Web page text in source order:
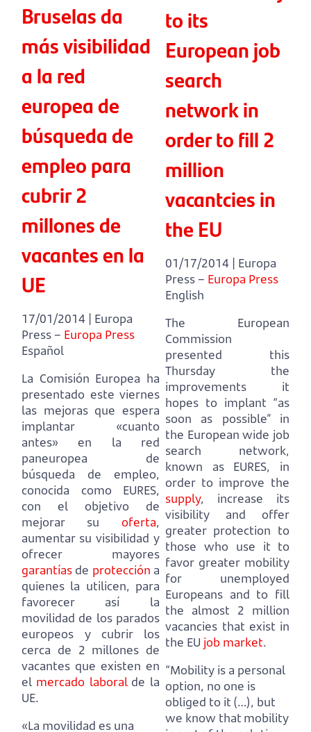
Bruselas da
más visibilidad
a la red
europea de
búsqueda de
empleo para
cubrir 2
millones de
vacantes en la
UE
17/01/2014 | Europa
Press – Europa Press
Español
La Comisión Europea ha
presentado este viernes
las mejoras que espera
implantar «cuanto
antes» en la red
paneuropea de
búsqueda de empleo,
conocida como EURES,
con el objetivo de
mejorar su oferta,
aumentar su visibilidad y
ofrecer mayores
garantías de protección a
quienes la utilicen, para
favorecer así la
movilidad de los parados
europeos y cubrir los
cerca de 2 millones de
vacantes que existen en
el mercado laboralde la
UE.
«La movilidad es una
to its
European job
search
network in
order to fill 2
million
vacantcies in
the EU
01/17/2014 | Europa
Press – Europa Press
English
The European
Commission
presented this
Thursday the
improvements it
hopes to implant “as
soon as possible” in
the European wide job
search network,
known as EURES,
in
order to improve the
supply, increase its
visibility and offer
greater protection to
those who use it to
favor greater mobility
for unemployed
Europeans and to fill
the almost 2 million
vacancies that exist in
the EU job market.
“Mobility is a personal
option, no one is
obliged to it (…), but
we know that mobility